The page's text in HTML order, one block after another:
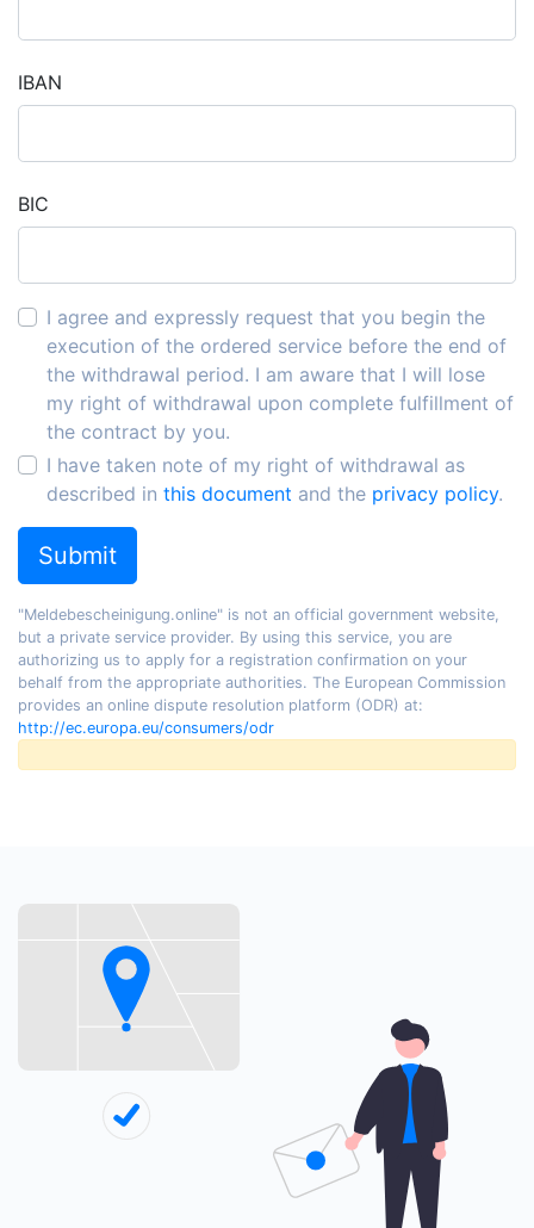
IBAN
BIC
I agree and expressly request that you begin the
execution of the ordered service before the end of
the withdrawal period. I am aware that I will lose
my right of withdrawal upon complete fulfillment of
the contract by you.
I have taken note of my right of withdrawal as
described in this document and the privacy policy.
Submit
"Meldebescheinigung.online" is not an official government website,
but a private service provider. By using this service, you are
authorizing us to apply for a registration confirmation on your
behalf from the appropriate authorities. The European Commission
provides an online dispute resolution platform (ODR) at:
http://ec.europa.eu/consumers/odr